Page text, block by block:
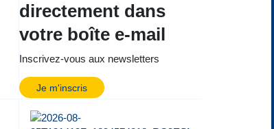
directement dans
votre boîte e-mail
Inscrivez-vous aux newsletters
Je m'inscris